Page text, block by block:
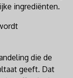
ingrediënten.
die de
geeft. Dat